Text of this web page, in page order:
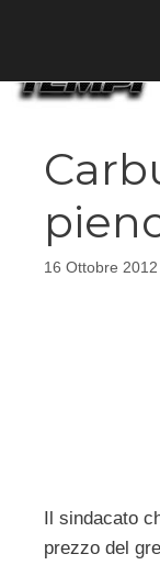
16 Ottobre 2012
Il sindacato
prezzo del